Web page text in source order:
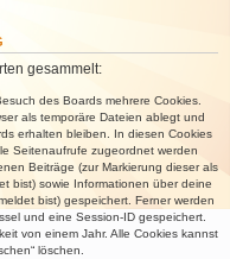
gesammelt:
des Boards mehrere Cookies.
als temporäre Dateien ablegt und
erhalten bleiben. In diesen Cookies
Seitenaufrufe zugeordnet werden
Beiträge (zur Markierung dieser als
bist) sowie Informationen über deine
bist) gespeichert. Ferner werden
und eine Session-ID gespeichert.
von einem Jahr. Alle Cookies kannst
löschen.